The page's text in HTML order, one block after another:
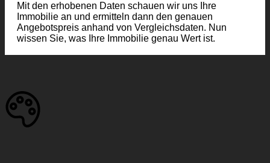
Mit den erhobenen Daten schauen wir uns Ihre
Immobilie an und ermitteln dann den genauen
Angebotspreis anhand von Vergleichsdaten. Nun
wissen Sie, was Ihre Immobilie genau Wert ist.